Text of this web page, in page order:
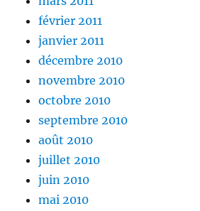
février 2011
janvier 2011
décembre 2010
novembre 2010
octobre 2010
septembre 2010
août 2010
juillet 2010
juin 2010
mai 2010